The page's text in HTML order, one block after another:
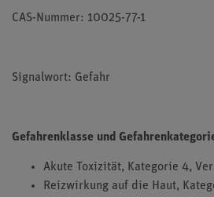
CAS-Nummer: 10025-77-1
Signalwort: Gefahr
Gefahrenklasse und
Akute Toxizität, Kategorie 4,
Reizwirkung auf die Haut,